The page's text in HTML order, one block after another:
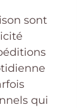
sont
qui